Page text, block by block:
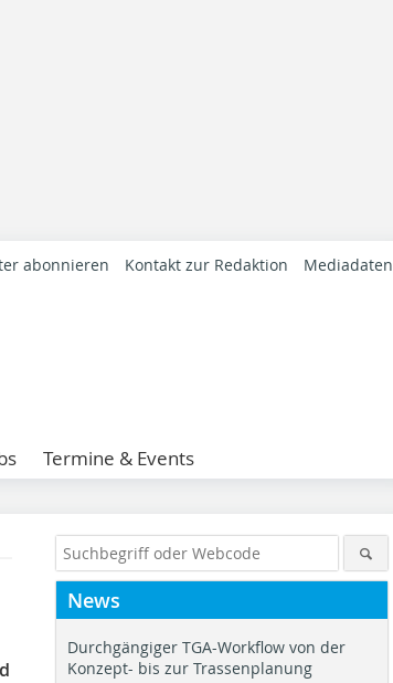
abonnieren Kontakt zur Redaktion Mediadaten
Termine & Events
News
Durchgängiger TGA-Workflow von der
Konzept- bis zur Trassenplanung